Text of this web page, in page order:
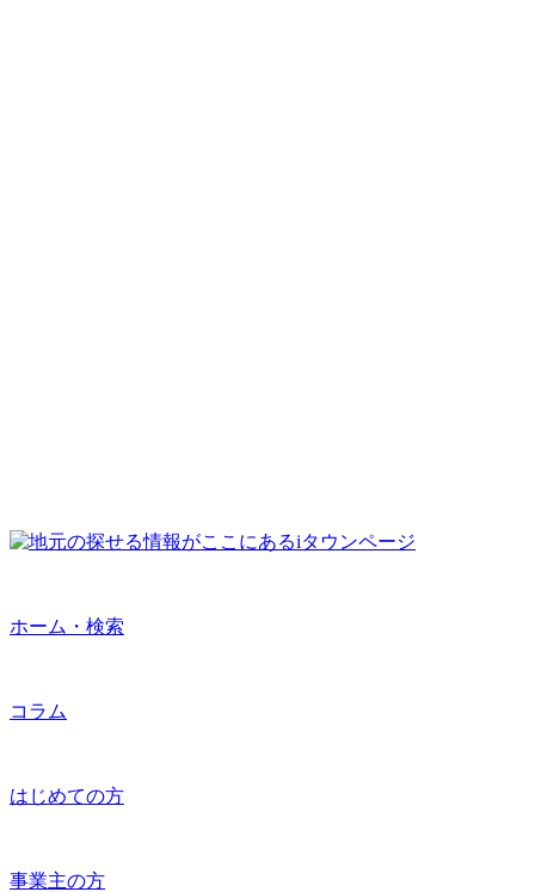
ホーム・検索
コラム
はじめての方
事業主の方